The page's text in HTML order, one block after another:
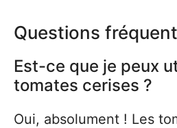
Questions
Est-ce que je peux
tomates cerises ?
Oui, absolument ! Les